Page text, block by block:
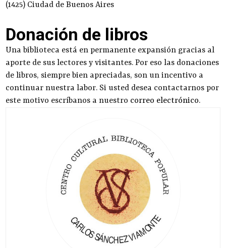
(1425) Ciudad de Buenos Aires
Donación de libros
Una biblioteca está en permanente expansión gracias al
aporte de sus lectores y visitantes. Por eso las donaciones
de libros, siempre bien apreciadas, son un incentivo a
continuar nuestra labor. Si usted desea contactarnos por
este motivo escríbanos a nuestro correo electrónico.